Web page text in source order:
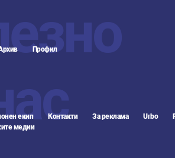
Профил
екип Контакти За реклама Urbo
медии